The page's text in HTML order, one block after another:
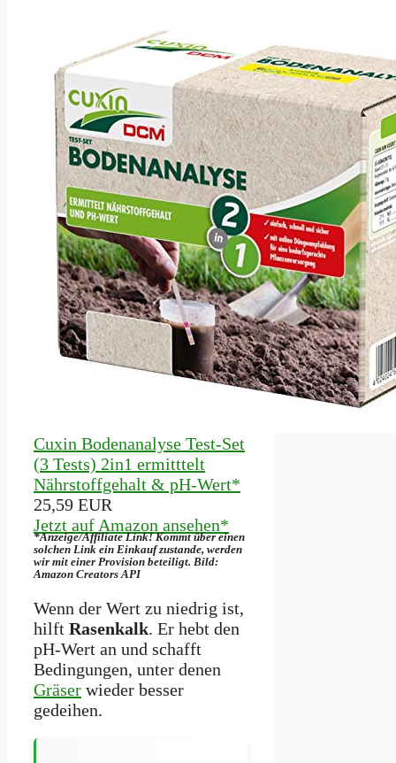
Cuxin Bodenanalyse Test-Set
(3 Tests) 2in1 ermitttelt
Nährstoffgehalt & pH-Wert*
25,59 EUR
Jetzt auf Amazon ansehen*
*Anzeige/Affiliate Link! Kommt über einen
solchen Link ein Einkauf zustande, werden
wir mit­ einer Provision beteiligt. Bild:
Amazon Creators API
Wenn der Wert zu niedrig ist,
hilft Rasenkalk. Er hebt den
pH-Wert an und schafft
Bedingungen, unter denen
Gräser wieder besser
gedeihen.